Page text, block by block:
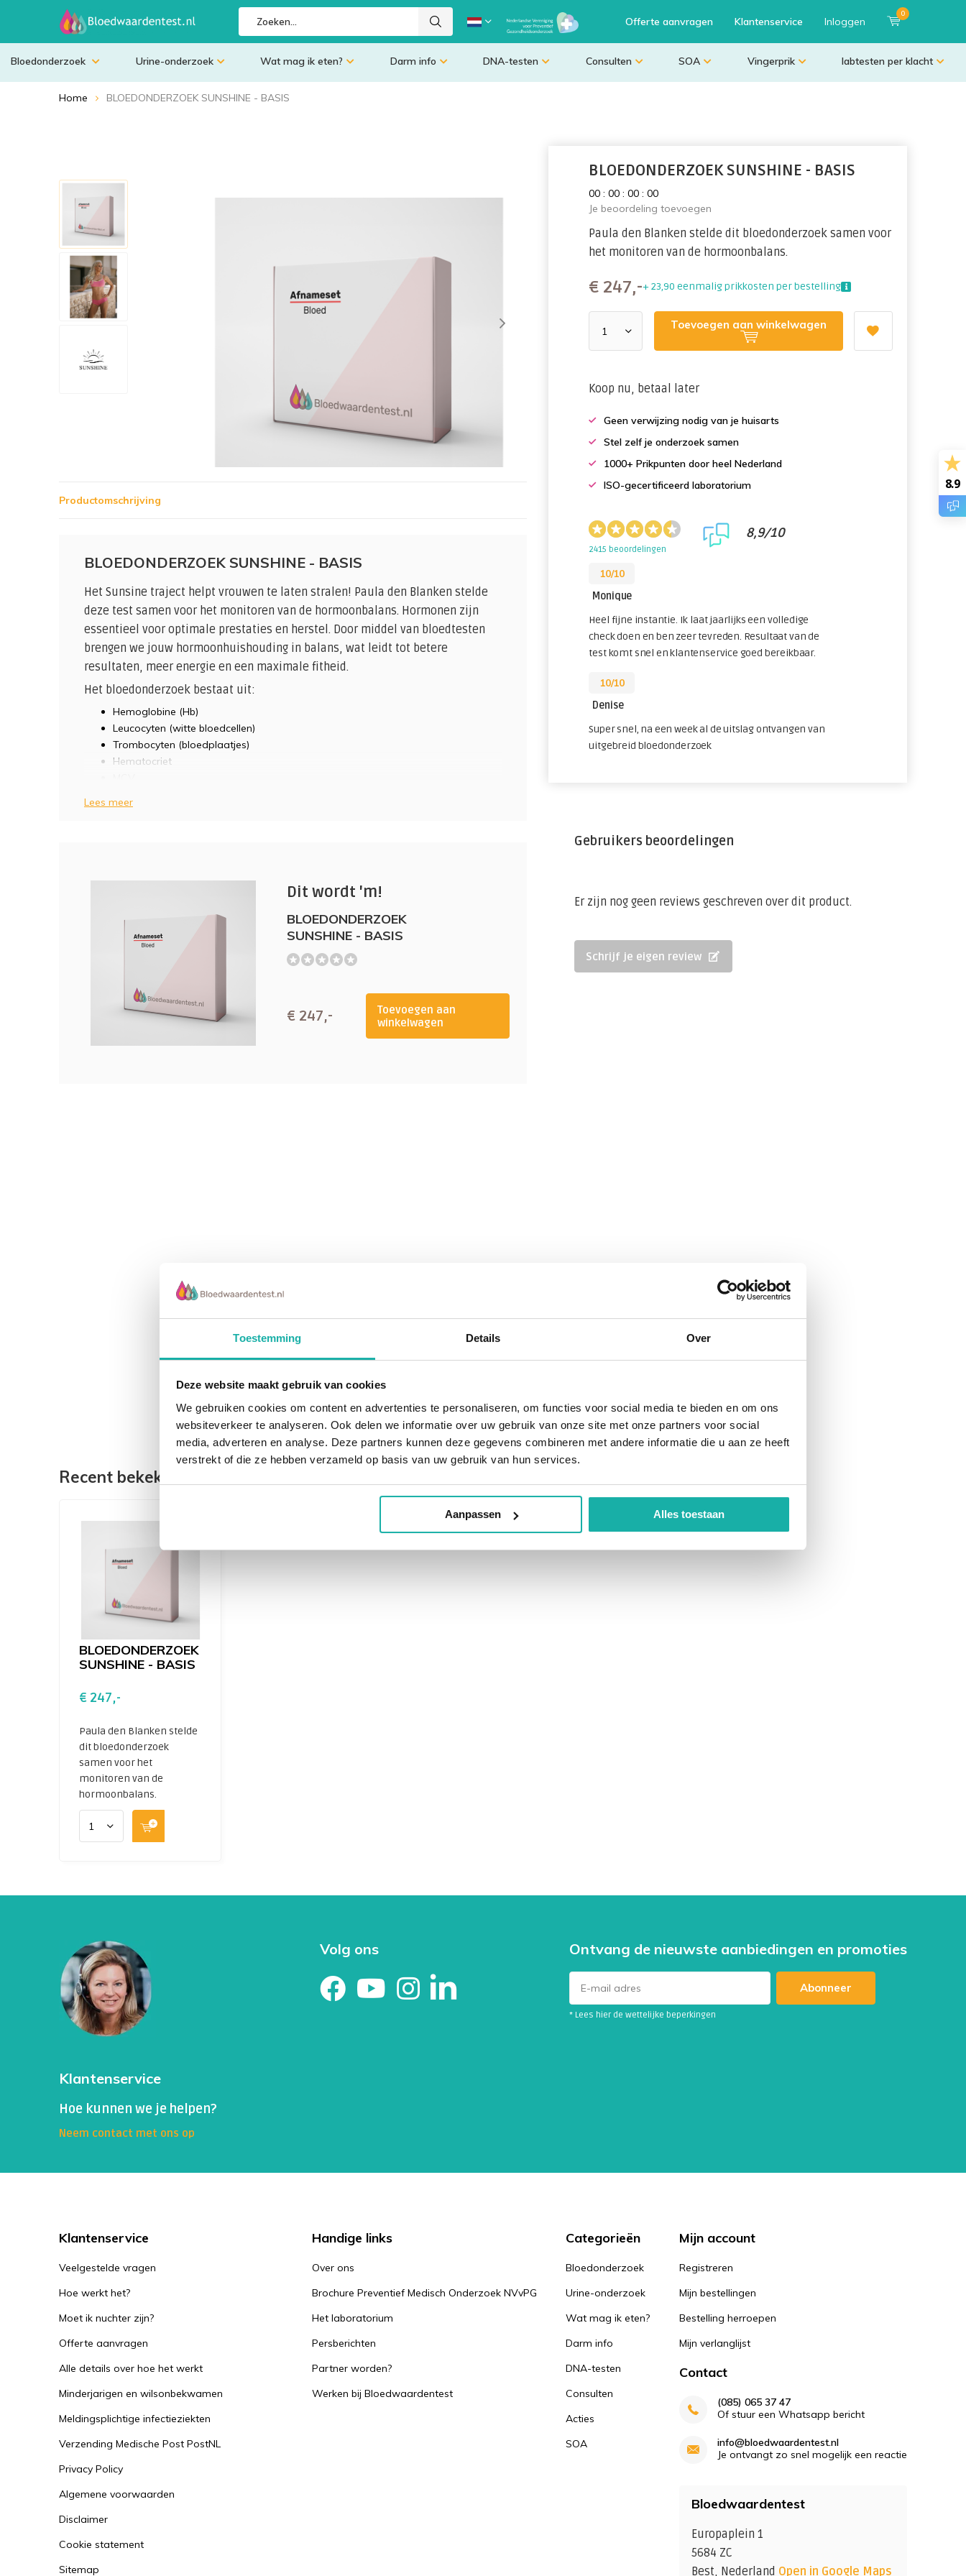
Toestemming Details Over
Deze website maakt gebruik van cookies
We gebruiken cookies om content en advertenties te personaliseren, om functies voor social media te bieden en om ons
websiteverkeer te analyseren. Ook delen we informatie over uw gebruik van onze site met onze partners voor social
media, adverteren en analyse. Deze partners kunnen deze gegevens combineren met andere informatie die u aan ze heeft
verstrekt of die ze hebben verzameld op basis van uw gebruik van hun services.
Aanpassen Alles toestaan
Offerte aanvragen Klantenservice Inloggen
0
Bloedonderzoek Urine-onderzoek Wat mag ik eten? Darm info DNA-testen Consulten SOA Vingerprik labtesten per klacht
Home BLOEDONDERZOEK SUNSHINE - BASIS
BLOEDONDERZOEK SUNSHINE - BASIS
00 :00 :00 :00
Je beoordeling toevoegen
Paula den Blanken stelde dit bloedonderzoek samen voor
het monitoren van de hormoonbalans.
€ 247,-+ 23,90 eenmalig prikkosten per bestelling
Koop nu, betaal later
Geen verwijzing nodig van je huisarts
Stel zelf je onderzoek samen
1000+ Prikpunten door heel Nederland
ISO-gecertificeerd laboratorium
2415 beoordelingen
8,9/10
10/10
Monique
Heel fijne instantie. Ik laat jaarlijks een volledige
check doen en ben zeer tevreden. Resultaat van de
test komt snel en klantenservice goed bereikbaar.
10/10
Denise
Super snel, na een week al de uitslag ontvangen van
uitgebreid bloedonderzoek
Productomschrijving
BLOEDONDERZOEK SUNSHINE - BASIS
Het Sunsine traject helpt vrouwen te laten stralen! Paula den Blanken stelde
deze test samen voor het monitoren van de hormoonbalans. Hormonen zijn
essentieel voor optimale prestaties en herstel. Door middel van bloedtesten
brengen we jouw hormoonhuishouding in balans, wat leidt tot betere
resultaten, meer energie en een maximale fitheid.
Het bloedonderzoek bestaat uit:
Hemoglobine (Hb)
Leucocyten (witte bloedcellen)
Trombocyten (bloedplaatjes)
Hematocriet
MCHC
TSH
Testosteron
Oestradiol
Progesteron
Lees meer
Dit wordt 'm!
BLOEDONDERZOEK
SUNSHINE - BASIS
(0)
€ 247,-
Toevoegen aan
winkelwagen
Gebruikers beoordelingen
Er zijn nog geen reviews geschreven over dit product.
Schrijf je eigen review
Recent bekeken
BLOEDONDERZOEK
SUNSHINE - BASIS
€ 247,-
Paula den Blanken stelde
dit bloedonderzoek
samen voor het
monitoren van de
hormoonbalans.
Klantenservice
Hoe kunnen we je helpen?
Neem contact met ons op
Volg ons Ontvang de nieuwste aanbiedingen en promoties
Abonneer
* Lees hier de wettelijke beperkingen
Klantenservice
Veelgestelde vragen
Hoe werkt het?
Moet ik nuchter zijn?
Offerte aanvragen
Alle details over hoe het werkt
Minderjarigen en wilsonbekwamen
Meldingsplichtige infectieziekten
Verzending Medische Post PostNL
Privacy Policy
Algemene voorwaarden
Disclaimer
Cookie statement
Sitemap
Handige links
Over ons
Brochure Preventief Medisch Onderzoek NVvPG
Het laboratorium
Persberichten
Partner worden?
Werken bij Bloedwaardentest
Categorieën
Bloedonderzoek
Urine-onderzoek
Wat mag ik eten?
Darm info
DNA-testen
Consulten
Acties
SOA
Mijn account
Registreren
Mijn bestellingen
Bestelling herroepen
Mijn verlanglijst
Contact
(085) 065 37 47
Of stuur een Whatsapp bericht
info@bloedwaardentest.nl
Je ontvangt zo snel mogelijk een reactie
Bloedwaardentest
Europaplein 1
5684 ZC
Best, Nederland Open in Google Maps
8.9